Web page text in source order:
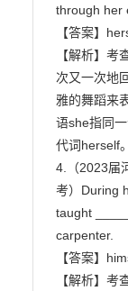
through her
【答案】
【解析】
次又一次地
雅的舞蹈来
语she指同
代词herself
4.（2023届
考）During
taught
carpenter.
【答案】
【解析】